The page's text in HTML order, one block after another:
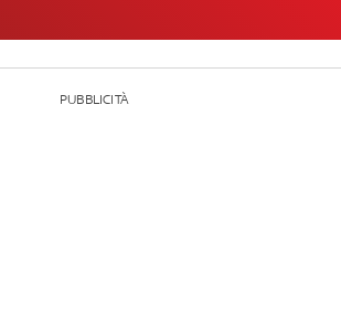
PUBBLICITÀ